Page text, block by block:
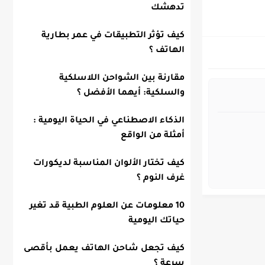
تدهشك
كيف تؤثر التطبيقات في عمر بطارية
الهاتف ؟
مقارنة بين الشواحن اللاسلكية
والسلكية: أيهما الأفضل ؟
الذكاء الاصطناعي في الحياة اليومية :
أمثلة من الواقع
كيف تختار الألوان المناسبة لديكورات
غرف النوم ؟
10 معلومات عن العلوم الطبية قد تغير
حياتك اليومية
كيف تجعل شاحن الهاتف يعمل بأقصى